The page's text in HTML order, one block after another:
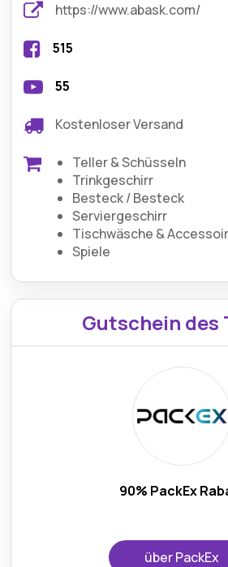
https://www.abask.com/
515
55
Kostenloser Versand
Teller & Schüsseln
Trinkgeschirr
Besteck / Besteck
Serviergeschirr
Tischwäsche &
Spiele
Gutschein des
90% PackEx
über PackEx